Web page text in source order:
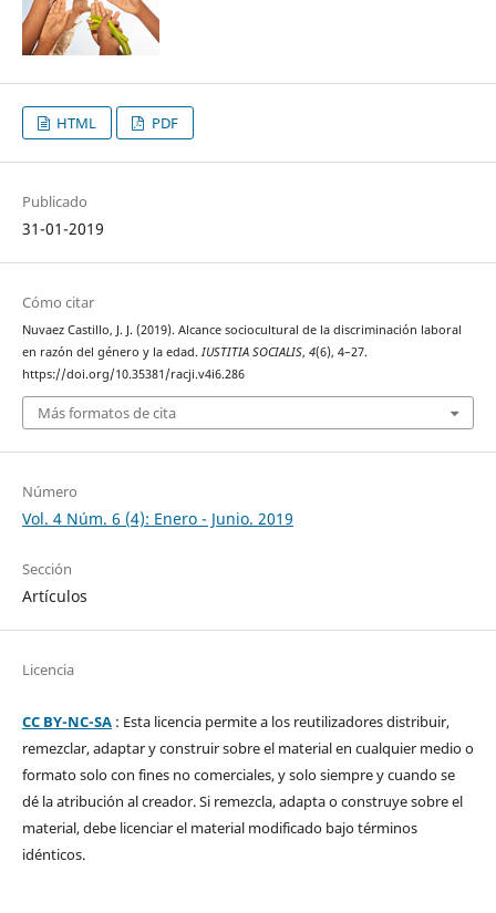
HTML PDF
Publicado
31-01-2019
Cómo citar
Nuvaez Castillo, J. J. (2019). Alcance sociocultural de la discriminación laboral
en razón del género y la edad. IUSTITIA SOCIALIS, 4(6), 4–27.
https://doi.org/10.35381/racji.v4i6.286
Más formatos de cita
Número
Vol. 4 Núm. 6 (4): Enero - Junio. 2019
Sección
Artículos
Licencia
CC BY-NC-SA: Esta licencia permite a los reutilizadores distribuir,
remezclar, adaptar y construir sobre el material en cualquier medio o
formato solo con fines no comerciales, y solo siempre y cuando se
dé la atribución al creador. Si remezcla, adapta o construye sobre el
material, debe licenciar el material modificado bajo términos
idénticos.